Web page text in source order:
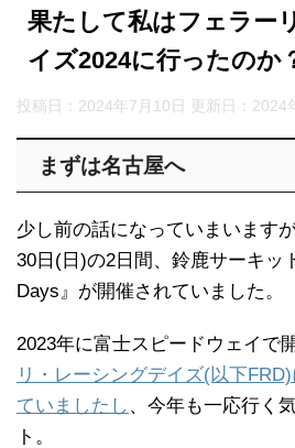
果たして私はフェラー
イズ2024に行ったのか
投稿日：2024年7月10日 更新日： 2024
まずは名古屋へ
少し前の話になっていまいます
30日(日)の2日間、鈴鹿サーキッ
Days』が開催されていました。
2023年に富士スピードウェイで
リ・レーシングデイズ(以下
ていましたし 、今年も一応行く
ト。